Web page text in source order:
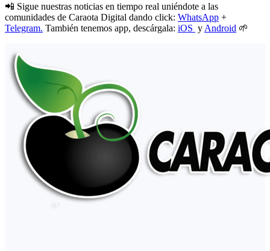
📲 Sigue nuestras noticias en tiempo real uniéndote a las
comunidades de Caraota Digital dando click: WhatsApp +
Telegram. También tenemos app, descárgala: iOS y Android 🌱